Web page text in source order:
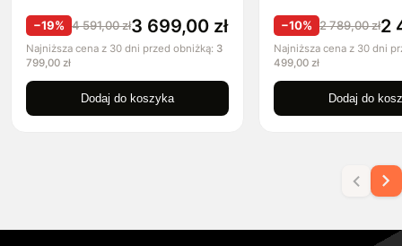
−19% 4 591,00zł3 699,00 zł
Najniższa cena z 30 dni przed obniżką: 3
799,00 zł
Dodaj do koszyka
−10% 2 789,00zł2
Najniższa cena z 30 dni
499,00 zł
Dodaj do